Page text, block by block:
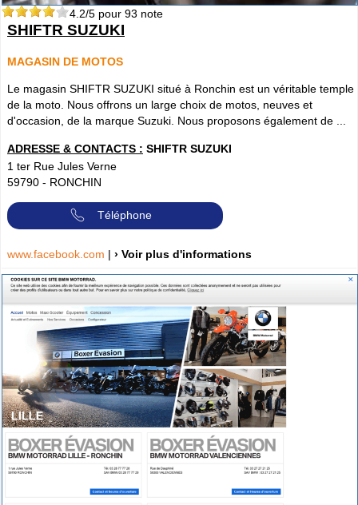
4.2/5 pour 93 note
SHIFTR SUZUKI
MAGASIN DE MOTOS
Le magasin SHIFTR SUZUKI situé à Ronchin est un véritable temple
de la moto. Nous offrons un large choix de motos, neuves et
d'occasion, de la marque Suzuki. Nous proposons également de ...
ADRESSE & CONTACTS : SHIFTR SUZUKI
1 ter Rue Jules Verne
59790 - RONCHIN
Téléphone
www.facebook.com | › Voir plus d'informations